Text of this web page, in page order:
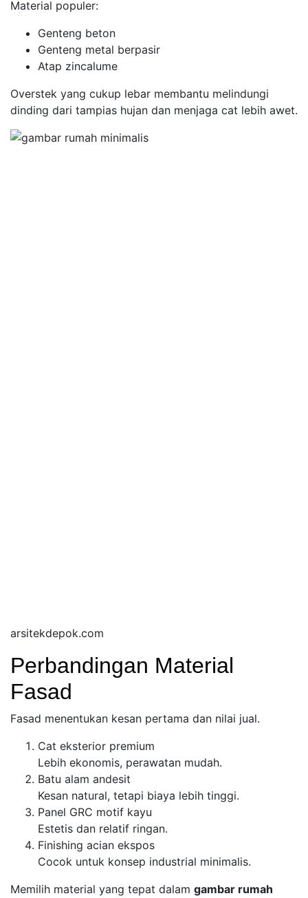
Material populer:
Genteng beton
Genteng metal berpasir
Atap zincalume
Overstek yang cukup lebar membantu melindungi
dinding dari tampias hujan dan menjaga cat lebih awet.
arsitekdepok.com
Perbandingan Material
Fasad
Fasad menentukan kesan pertama dan nilai jual.
Cat eksterior premium
Lebih ekonomis, perawatan mudah.
Batu alam andesit
Kesan natural, tetapi biaya lebih tinggi.
Panel GRC motif kayu
Estetis dan relatif ringan.
Finishing acian ekspos
Cocok untuk konsep industrial minimalis.
Memilih material yang tepat dalam gambar rumah